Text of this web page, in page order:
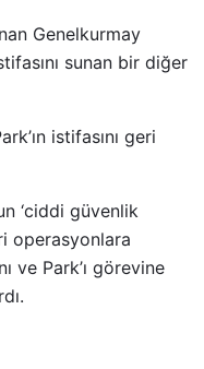
Genelkurmay
sunan bir diğer
istifasını geri
‘ciddi güvenlik
operasyonlara
ve Park’ı görevine